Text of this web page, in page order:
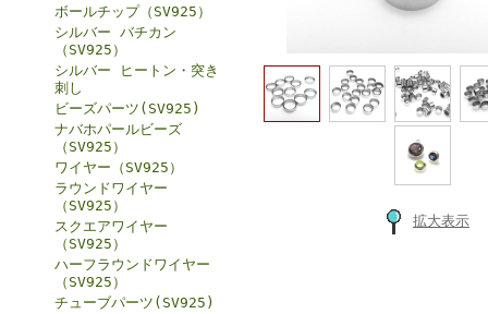
ボールチップ（SV925）
シルバー バチカン
（SV925）
シルバー ヒートン・突き
刺し
ビーズパーツ(SV925)
ナバホパールビーズ
（SV925）
ワイヤー（SV925）
ラウンドワイヤー
（SV925）
スクエアワイヤー
（SV925）
ハーフラウンドワイヤー
（SV925）
チューブパーツ(SV925)
拡大表示